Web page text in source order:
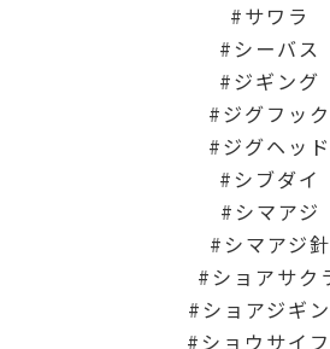
サワラ
シーバス
ジギング
ジグフック
ジグヘッド
シブダイ
シマアジ
シマアジ針
ショアサク
ショアジギ
ショウサイ